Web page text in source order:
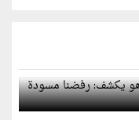
يكشف: رفضنا